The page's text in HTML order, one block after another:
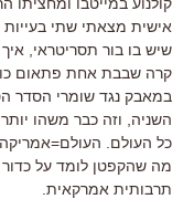
אישית מצאתי שתי
שיש בו בור תסריטראי,
קרה שבבת אחת פתאום
במאבק נגד שומרי הסדר
השניה, וזה כבר משהו
כל העולם.
מה שהקפטן לומד על
תרבותית אמרקאית.